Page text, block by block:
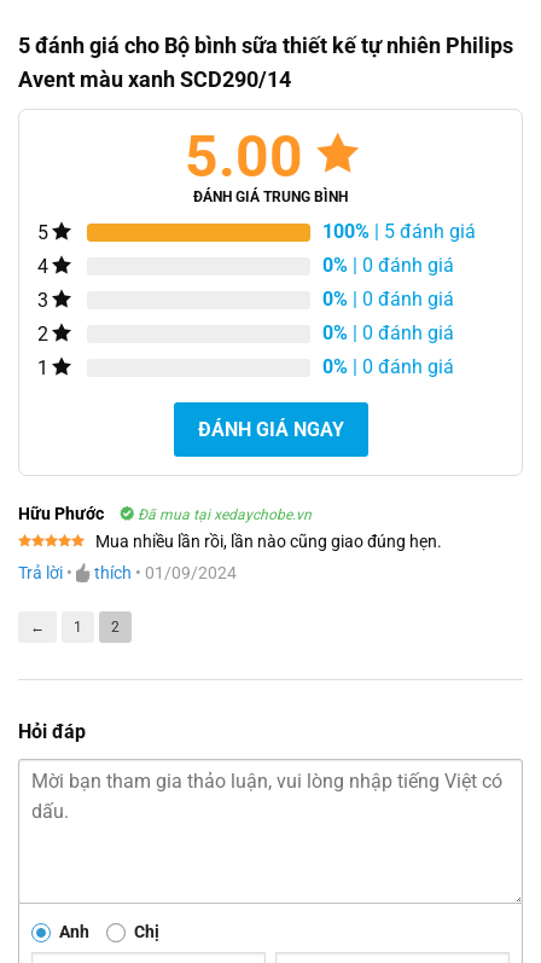
490.000 ₫.
5 đánh giá cho Bộ bình sữa thiết kế tự nhiên Philips
Avent màu xanh SCD290/14
5.00
ĐÁNH GIÁ TRUNG BÌNH
5 100% | 5 đánh giá
4
0% | 0 đánh giá
3
0% | 0 đánh giá
2
0% | 0 đánh giá
1
0% | 0 đánh giá
ĐÁNH GIÁ NGAY
Hữu Phước Đã mua tại xedaychobe.vn
hạng5 5
Mua nhiều lần rồi, lần nào cũng giao đúng hẹn.
Trả lời • thích • 01/09/2024
← 1 2
Hỏi đáp
Anh Chị